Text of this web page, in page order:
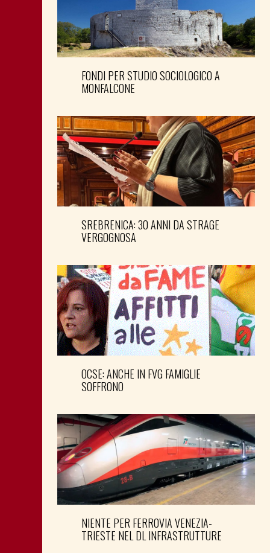
FONDI PER STUDIO SOCIOLOGICO A
MONFALCONE
SREBRENICA: 30 ANNI DA STRAGE
VERGOGNOSA
OCSE: ANCHE IN FVG FAMIGLIE
SOFFRONO
NIENTE PER FERROVIA VENEZIA-
TRIESTE NEL DL INFRASTRUTTURE